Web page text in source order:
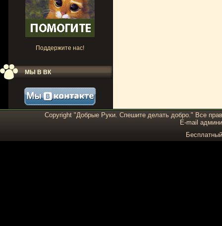
Поддержите нас!
МЫ В ВК
Copyright "Добрые Руки. Спешите делать добро." Все
E-mail